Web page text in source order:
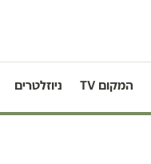
המקום TV ניוזלטרים